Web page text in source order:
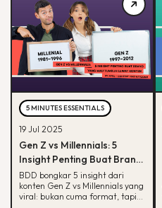
5 MINUTES ESSENTIALS
19 Jul 2025
Gen Z vs Millennials: 5
Insight Penting Buat Brand
yang Mau Tumbuh Lewat
Konten
BDD bongkar 5 insight dari
konten Gen Z vs Millennials yang
viral: bukan cuma format, tapi